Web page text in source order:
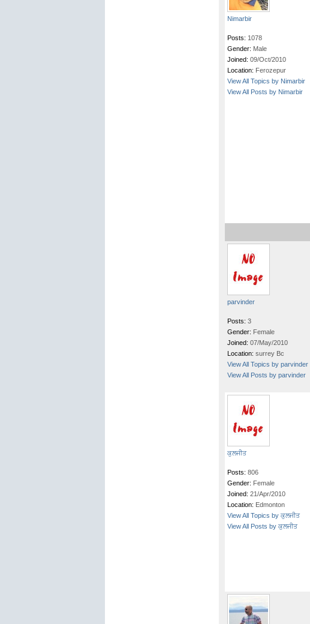
Nimarbir
Posts: 1078
Gender: Male
Joined: 09/Oct/2010
Location: Ferozepur
View All Topics by Nimarbir
View All Posts by Nimarbir
parvinder
Posts: 3
Gender: Female
Joined: 07/May/2010
Location: surrey Bc
View All Topics by parvinder
View All Posts by parvinder
ਕੁਲਜੀਤ
Posts: 806
Gender: Female
Joined: 21/Apr/2010
Location: Edmonton
View All Topics by ਕੁਲਜੀਤ
View All Posts by ਕੁਲਜੀਤ